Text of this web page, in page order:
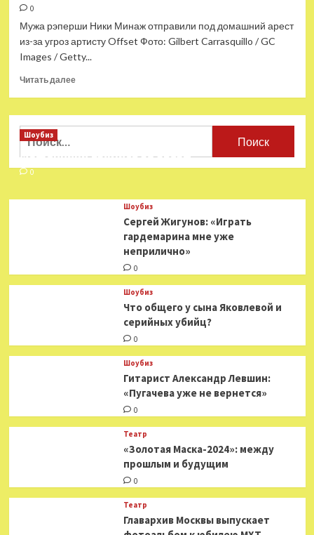
трек
известным
американским
0
Мужа рэперши Ники Минаж отправили под домашний арест
из-за угроз артисту Offset Фото: Gilbert Carrasquillo / GC
Images / Getty...
Читать далееПрочитать
Супруга
отправили
под
арест
Найти:
Шоубиз
Мошенники взялись за звезд
0
Шоубиз
Сергей Жигунов: «Играть
гардемарина мне уже
неприлично»
0
Шоубиз
Что общего у сына Яковлевой и
серийных убийц?
0
Шоубиз
Гитарист Александр Левшин:
«Пугачева уже не вернется»
0
Театр
«Золотая Маска-2024»: между
прошлым и будущим
0
Театр
​​Главархив Москвы выпускает